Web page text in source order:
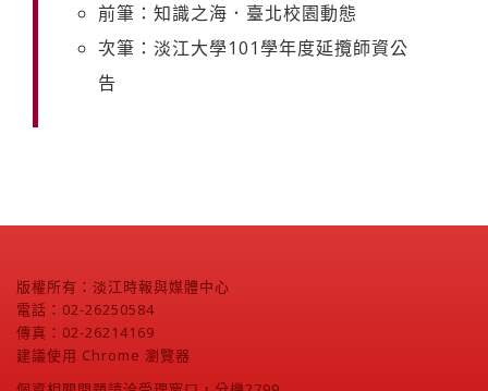
前筆：知識之海．臺北校園動態
次筆：淡江大學101學年度延攬師資公
告
版權所有：淡江時報與媒體中心
電話：02-26250584
傳真：02-26214169
建議使用 Chrome 瀏覽器